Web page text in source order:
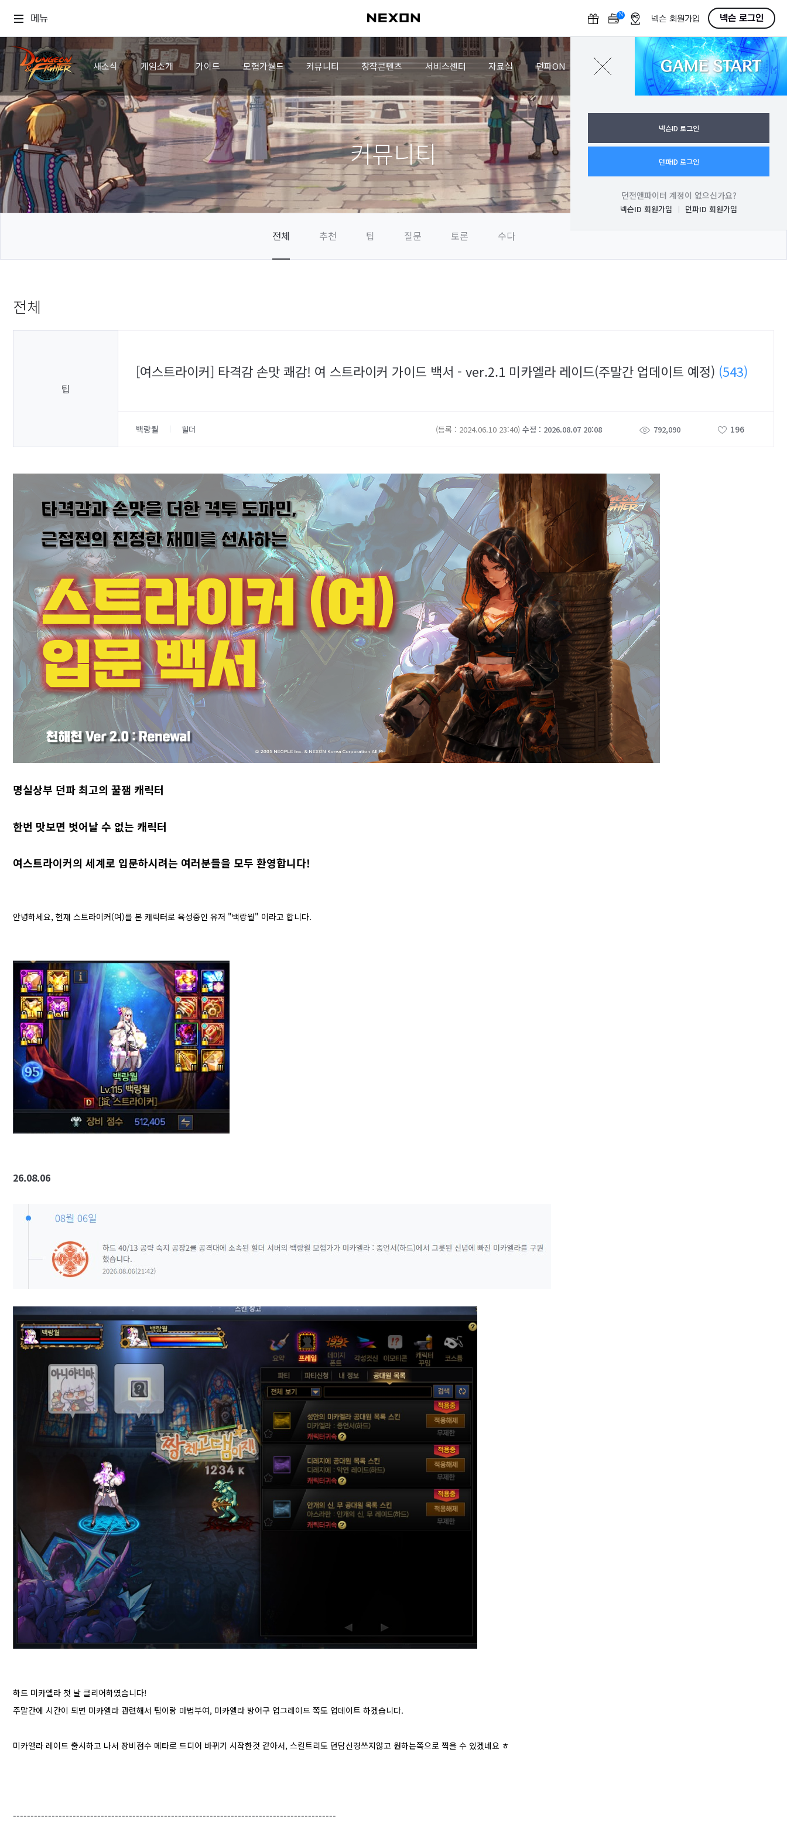
메뉴 N
F
넥슨 회원가입 넥슨 로그인
새소식 게임소개 가이드 모험가월드 커뮤니티 창작콘텐츠 서비스센터 자료실 던파ON GAME START
로그인
넥슨ID 로그인
던파ID 로그인
던전앤파이터 계정이 없으신가요?
넥슨ID 회원가입 던파ID 회원가입
커뮤니티
전체 추천 팁 질문 토론 수다
전체
팁
[여스트라이커] 타격감 손맛 쾌감! 여 스트라이커 가이드 백서 - ver.2.1 미카엘라 레이드(주말간 업데이트 예정) (543)
백랑월 힐더 (등록 : 2024.06.10 23:40) 수정 : 2026.08.07 20:08 792,090 196
명실상부 던파 최고의 꿀잼 캐릭터
한번 맛보면 벗어날 수 없는 캐릭터
여스트라이커의 세계로 입문하시려는 여러분들을 모두 환영합니다!
안녕하세요, 현재 스트라이커(여)를 본 캐릭터로 육성중인 유저 "백랑월" 이라고 합니다.
26.08.06
하드 미카엘라 첫 날 클리어하였습니다!
주말간에 시간이 되면 미카엘라 관련해서 팁이랑 마법부여, 미카엘라 방어구 업그레이드 쪽도 업데이트 하겠습니다.
미카엘라 레이드 출시하고 나서 장비점수 메타로 드디어 바뀌기 시작한것 같아서, 스킬트리도 던담신경쓰지않고 원하는쪽으로 찍을 수 있겠네요 ㅎ
--------------------------------------------------------------------------------------------